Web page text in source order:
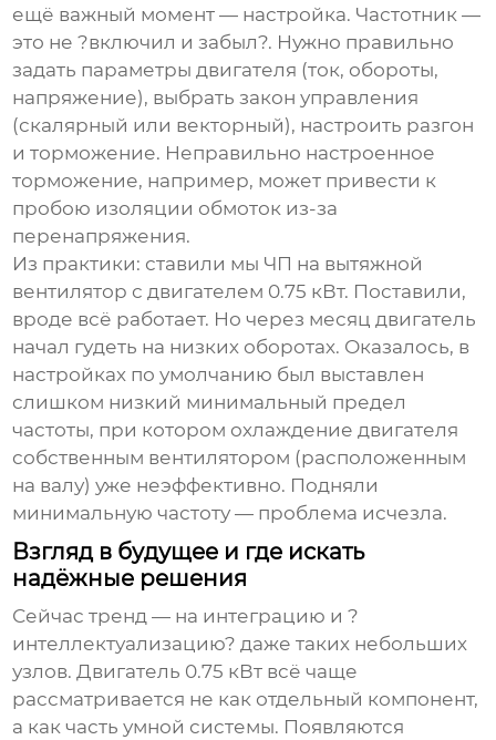
ещё важный момент — настройка. Частотник —
это не ?включил и забыл?. Нужно правильно
задать параметры двигателя (ток, обороты,
напряжение), выбрать закон управления
(скалярный или векторный), настроить разгон
и торможение. Неправильно настроенное
торможение, например, может привести к
пробою изоляции обмоток из-за
перенапряжения.
Из практики: ставили мы ЧП на вытяжной
вентилятор с двигателем 0.75 кВт. Поставили,
вроде всё работает. Но через месяц двигатель
начал гудеть на низких оборотах. Оказалось, в
настройках по умолчанию был выставлен
слишком низкий минимальный предел
частоты, при котором охлаждение двигателя
собственным вентилятором (расположенным
на валу) уже неэффективно. Подняли
минимальную частоту — проблема исчезла.
Взгляд в будущее и где искать
надёжные решения
Сейчас тренд — на интеграцию и ?
интеллектуализацию? даже таких небольших
узлов. Двигатель 0.75 кВт всё чаще
рассматривается не как отдельный компонент,
а как часть умной системы. Появляются